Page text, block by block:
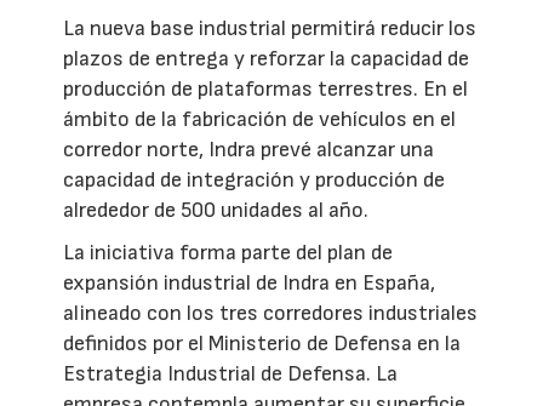
La nueva base industrial permitirá reducir los
plazos de entrega y reforzar la capacidad de
producción de plataformas terrestres. En el
ámbito de la fabricación de vehículos en el
corredor norte, Indra prevé alcanzar una
capacidad de integración y producción de
alrededor de 500 unidades al año.
La iniciativa forma parte del plan de
expansión industrial de Indra en España,
alineado con los tres corredores industriales
definidos por el Ministerio de Defensa en la
Estrategia Industrial de Defensa. La